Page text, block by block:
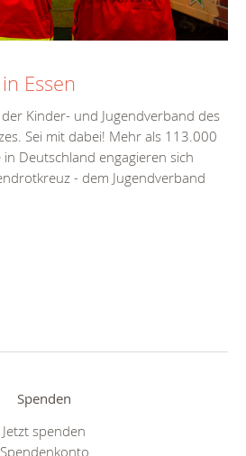
Essen
Kinder- und Jugendverband des
Sei mit dabei! Mehr als 113.000
Deutschland engagieren sich
- dem Jugendverband
Spenden
Jetzt spenden
Spendenkonto